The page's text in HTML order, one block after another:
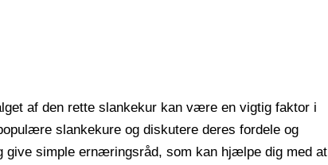
af den rette slankekur kan være en vigtig faktor i
slankekure og diskutere deres fordele og
give simple ernæringsråd, som kan hjælpe dig med at